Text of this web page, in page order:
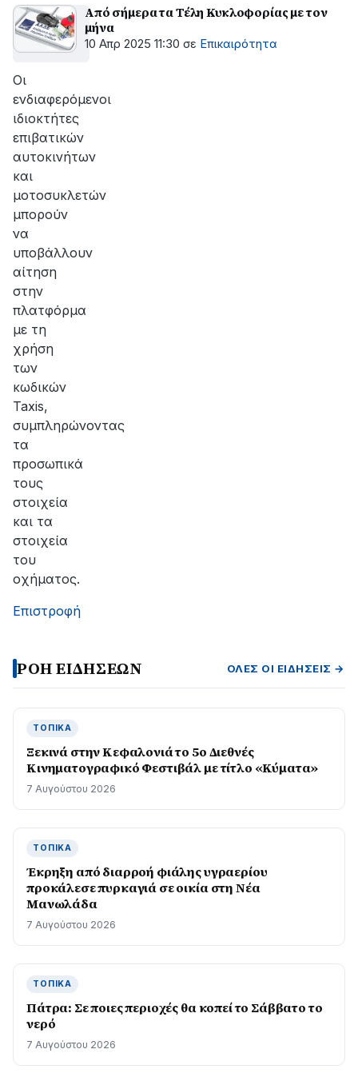
ΔΕΔΔΗΕ
για
την
βλάβης
Από σήμερα τα Τέλη Κυκλοφορίας με τον
μήνα
10 Απρ 2025 11:30 σε Επικαιρότητα
Οι
ενδιαφερόμενοι
ιδιοκτήτες
επιβατικών
αυτοκινήτων
και
μοτοσυκλετών
μπορούν
να
υποβάλλουν
αίτηση
στην
πλατφόρμα
με τη
χρήση
των
κωδικών
Taxis,
συμπληρώνοντας
τα
προσωπικά
τους
στοιχεία
και τα
στοιχεία
του
οχήματος.
Επιστροφή
ΡΟΗ ΕΙΔΗΣΕΩΝ ΌΛΕΣ ΟΙ ΕΙΔΉΣΕΙΣ →
ΤΟΠΙΚΆ
Ξεκινά στην Κεφαλονιά το 5ο Διεθνές
Κινηματογραφικό Φεστιβάλ με τίτλο «Κύματα»
7 Αυγούστου 2026
ΤΟΠΙΚΆ
Έκρηξη από διαρροή φιάλης υγραερίου
προκάλεσε πυρκαγιά σε οικία στη Νέα
Μανωλάδα
7 Αυγούστου 2026
ΤΟΠΙΚΆ
Πάτρα: Σε ποιες περιοχές θα κοπεί το Σάββατο το
νερό
7 Αυγούστου 2026